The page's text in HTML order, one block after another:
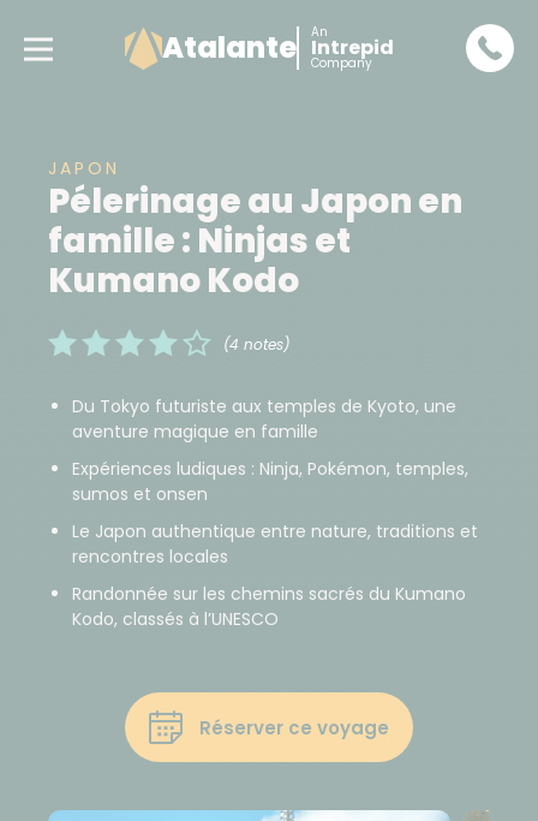
Atalante An
Intrepid
Company
JAPON
Pélerinage au Japon en
famille : Ninjas et
Kumano Kodo
(4 notes)
Du Tokyo futuriste aux temples de Kyoto, une
aventure magique en famille
Expériences ludiques : Ninja, Pokémon, temples,
sumos et onsen
Le Japon authentique entre nature, traditions et
rencontres locales
Randonnée sur les chemins sacrés du Kumano
Kodo, classés à l’UNESCO
Réserver ce voyage